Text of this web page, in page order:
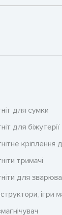
для сумки
для біжутерії
кріплення
тримачі
для
ігри